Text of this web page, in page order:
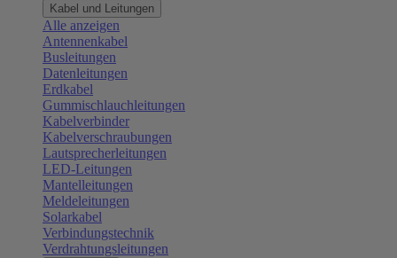
Kabel und Leitungen
Alle anzeigen
Antennenkabel
Busleitungen
Datenleitungen
Erdkabel
Gummischlauchleitungen
Kabelverbinder
Kabelverschraubungen
Lautsprecherleitungen
LED-Leitungen
Mantelleitungen
Meldeleitungen
Solarkabel
Verbindungstechnik
Verdrahtungsleitungen